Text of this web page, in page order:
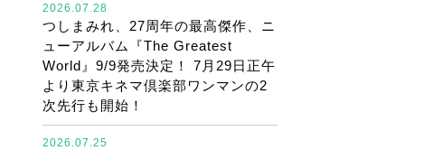
2026.07.28
つしまみれ、27周年の最高傑作、ニ
ューアルバム『The Greatest
World』9/9発売決定！ 7月29日正午
より東京キネマ倶楽部ワンマンの2
次先行も開始！
2026.07.25